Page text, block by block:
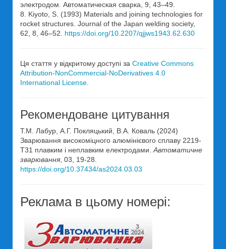
электродом. Автоматическая сварка, 9, 43–49.
8. Kiyoto, S. (1993) Materials and joining technologies for
rocket structures. Journal of the Japan welding society,
62, 8, 46–52. https://doi.org/10.2207/qjjws1943.62.630
Ця стаття у відкритому доступі за Creative Commons
Attribution-NonCommercial-NoDerivatives 4.0
International License
Рекомендоване цитування
Т.М. Лабур, А.Г. Покляцький, В.А. Коваль (2024)
Зварювання високоміцного алюмінієвого сплаву 2219-
Т31 плавким і неплавким електродами. Автоматичне
зварювання , 03, 19-28.
https://doi.org/10.37434/as2024.03.03
Реклама в цьому номері: